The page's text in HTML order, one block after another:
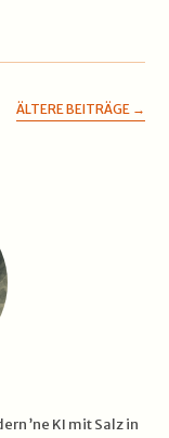
ÄLTERE BEITRÄGE →
’ne KI mit Salz in